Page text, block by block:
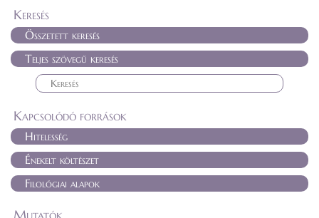
Keresés
Összetett keresés
Teljes szövegű keresés
Kapcsolódó források
Hitelesség
Énekelt költészet
Filológiai alapok